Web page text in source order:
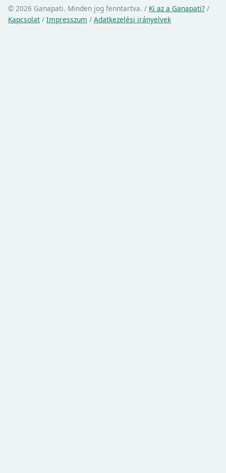
© 2026 Ganapati. Minden jog fenntartva. / Ki az a Ganapati? /
Kapcsolat / Impresszum / Adatkezelési irányelvek